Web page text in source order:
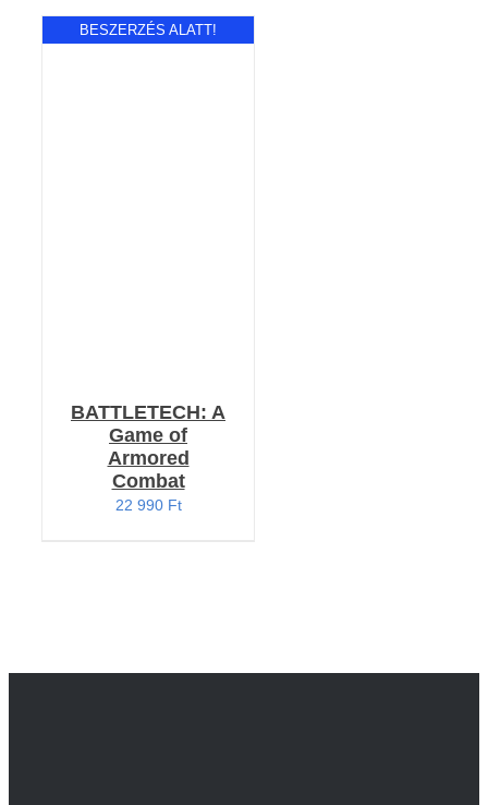
BESZERZÉS ALATT!
BATTLETECH: A
Game of
Armored
Combat
22 990 Ft